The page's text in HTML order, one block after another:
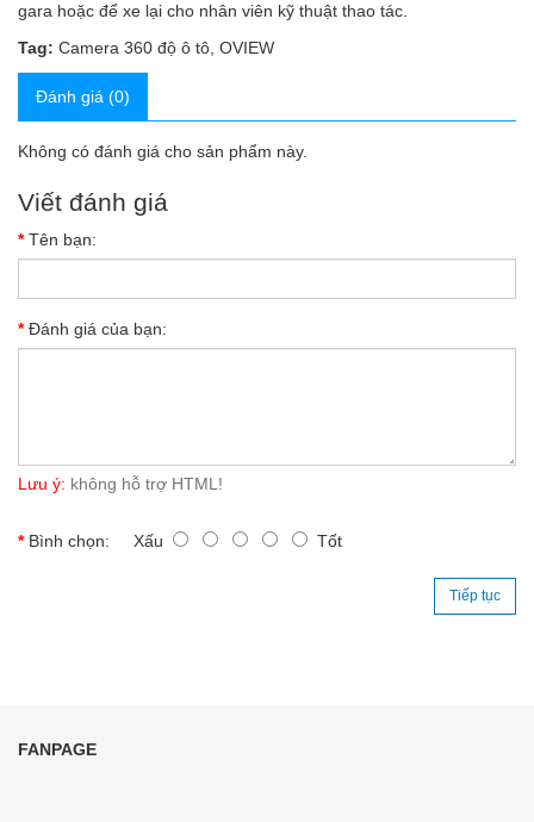
gara hoặc để xe lại cho nhân viên kỹ thuật thao tác.
Tag: Camera 360 độ ô tô OVIEW
Đánh giá (0)
Không có đánh giá cho sản phẩm này.
Viết đánh giá
Tên bạn:
Đánh giá của bạn:
Lưu ý: không hỗ trợ HTML!
Bình chọn: Xấu Tốt
Tiếp tục
FANPAGE